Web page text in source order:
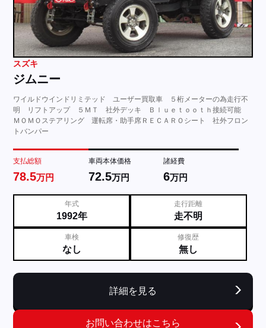
スズキ
ジムニー
ワイルドウインドリミテッド ユーザー買取車 ５桁メーターの為走行不
明 リフトアップ ５ＭＴ 社外デッキ Ｂｌｕｅｔｏｏｔｈ接続可能
ＭＯＭＯステアリング 運転席・助手席ＲＥＣＡＲＯシート 社外フロン
トバンパー
支払総額
78.5万円
車両本体価格
72.5万円
諸経費
6万円
年式
1992年
走行距離
走不明
車検
なし
修復歴
無し
詳細を見る
お問い合わせはこちら